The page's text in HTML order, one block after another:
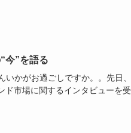
今”を語る
かがお過ごしですか。。先日、
ド市場に関するインタビューを受